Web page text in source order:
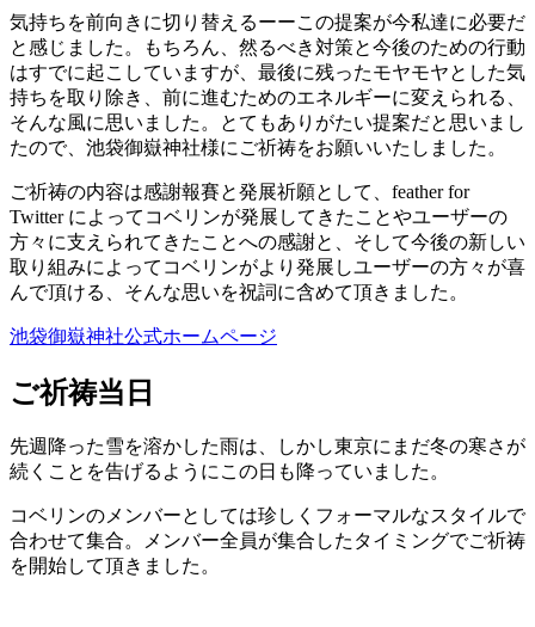
気持ちを前向きに切り替えるーーこの提案が今私達に必要だ
と感じました。もちろん、然るべき対策と今後のための行動
はすでに起こしていますが、最後に残ったモヤモヤとした気
持ちを取り除き、前に進むためのエネルギーに変えられる、
そんな風に思いました。とてもありがたい提案だと思いまし
たので、池袋御嶽神社様にご祈祷をお願いいたしました。
ご祈祷の内容は感謝報賽と発展祈願として、feather for
Twitter によってコベリンが発展してきたことやユーザーの
方々に支えられてきたことへの感謝と、そして今後の新しい
取り組みによってコベリンがより発展しユーザーの方々が喜
んで頂ける、そんな思いを祝詞に含めて頂きました。
池袋御嶽神社公式ホームページ
ご祈祷当日
先週降った雪を溶かした雨は、しかし東京にまだ冬の寒さが
続くことを告げるようにこの日も降っていました。
コベリンのメンバーとしては珍しくフォーマルなスタイルで
合わせて集合。メンバー全員が集合したタイミングでご祈祷
を開始して頂きました。